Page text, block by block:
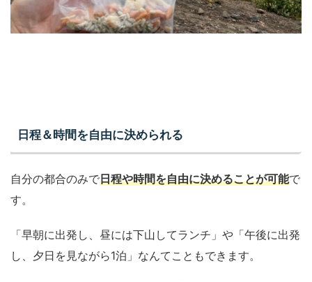
日程＆時間を自由に決められる
自分の都合のみで日程や時間を自由に決めることが可能で
す。
「早朝に出発し、昼には下山してランチ」や「午後に出発
し、夕日を見ながら1泊」なんてこともできます。